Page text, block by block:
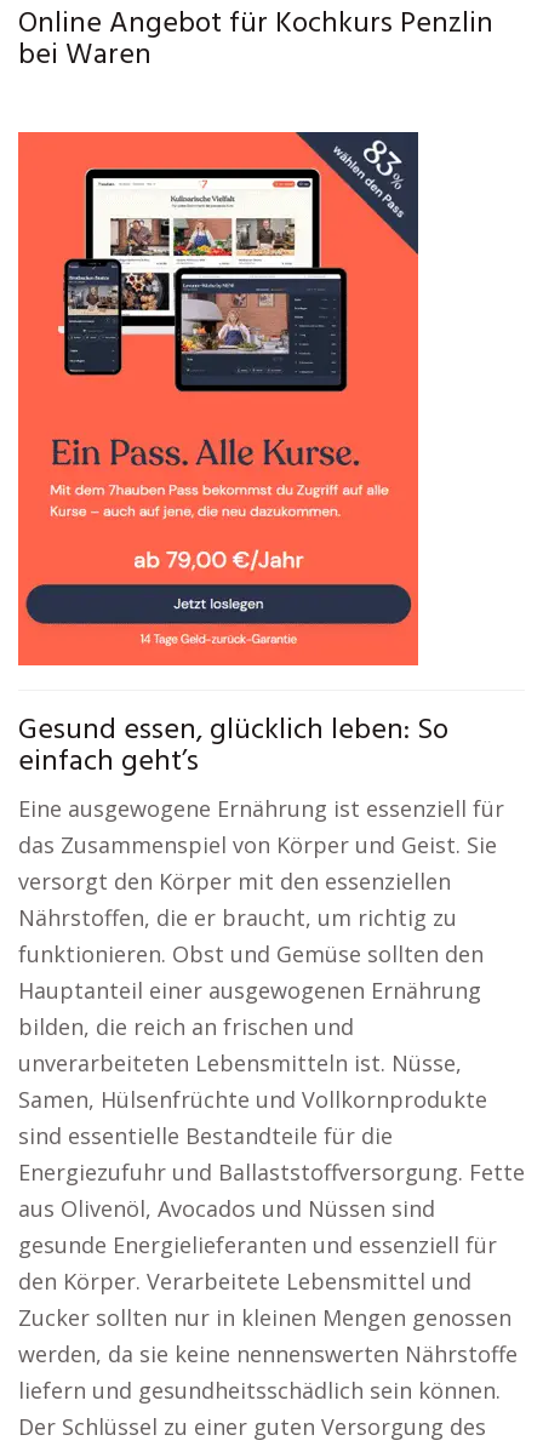
Online Angebot für Kochkurs Penzlin
bei Waren
Gesund essen, glücklich leben: So
einfach geht’s
Eine ausgewogene Ernährung ist essenziell für
das Zusammenspiel von Körper und Geist. Sie
versorgt den Körper mit den essenziellen
Nährstoffen, die er braucht, um richtig zu
funktionieren. Obst und Gemüse sollten den
Hauptanteil einer ausgewogenen Ernährung
bilden, die reich an frischen und
unverarbeiteten Lebensmitteln ist. Nüsse,
Samen, Hülsenfrüchte und Vollkornprodukte
sind essentielle Bestandteile für die
Energiezufuhr und Ballaststoffversorgung. Fette
aus Olivenöl, Avocados und Nüssen sind
gesunde Energielieferanten und essenziell für
den Körper. Verarbeitete Lebensmittel und
Zucker sollten nur in kleinen Mengen genossen
werden, da sie keine nennenswerten Nährstoffe
liefern und gesundheitsschädlich sein können.
Der Schlüssel zu einer guten Versorgung des